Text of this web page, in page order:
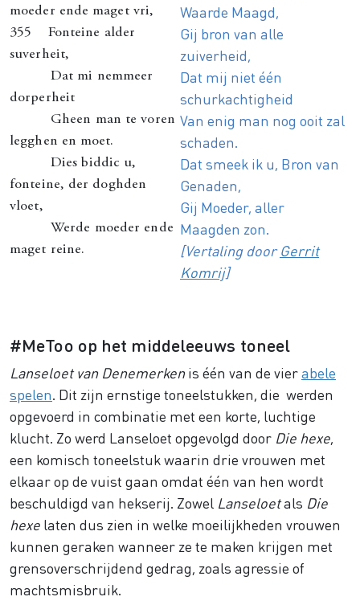
moeder ende maget vri,
355 Fonteine alder
suverheit,
Dat mi nemmeer
dorperheit
Gheen man te voren
legghen en moet.
Dies biddic u,
fonteine, der doghden
vloet,
Werde moeder ende
maget reine.
Waarde Maagd,
Gij bron van alle
zuiverheid,
Dat mij niet één
schurkachtigheid
Van enig man nog ooit zal
schaden.
Dat smeek ik u, Bron van
Genaden,
Gij Moeder, aller
Maagden zon.
[Vertaling doorGerrit
Komrij]
#MeToo op het middeleeuws toneel
Lanseloet van Denemerkenis één van de vierabele
spelen . Dit zijn ernstige toneelstukken, die werden
opgevoerd in combinatie met een korte, luchtige
klucht. Zo werd Lanseloet opgevolgd door Die hexe
een komisch toneelstuk waarin drie vrouwen met
elkaar op de vuist gaan omdat één van hen wordt
beschuldigd van hekserij. Zowel Lanseloetals Die
hexe laten dus zien in welke moeilijkheden vrouwen
kunnen geraken wanneer ze te maken krijgen met
grensoverschrijdend gedrag, zoals agressie of
machtsmisbruik.